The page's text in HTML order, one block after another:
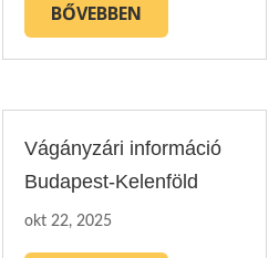
BŐVEBBEN
Vágányzári információ
Budapest-Kelenföld
okt 22, 2025